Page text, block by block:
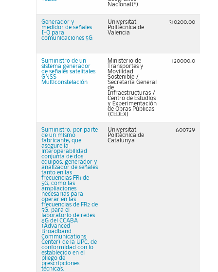
Nacional(*)
Generador y
medidor de señales
I-Q para
comunicaciones 5G
Universitat
Politècnica de
Valencia
310200,00
Suministro de un
sistema generador
de señales satelitales
GNSS
Multiconstelación
Ministerio de
Transportes y
Movilidad
Sostenible /
Secretaría General
de
Infraestructuras /
Centro de Estudios
y Experimentación
de Obras Públicas
(CEDEX)
120000,0
Suministro, por parte
de un mismo
fabricante, que
asegure la
interoperabilidad
conjunta de dos
equipos: generador y
analizador de señales
tanto en las
frecuencias FR1 de
5G, como las
ampliaciones
necesarias para
operar en las
frecuencias de FR2 de
5G, para el
laboratorio de redes
6G del CCABA
(Advanced
Broadband
Communications
Center) de la UPC, de
conformidad con lo
establecido en el
pliego de
prescripciones
técnicas.
Universitat
Politècnica de
Catalunya
600729